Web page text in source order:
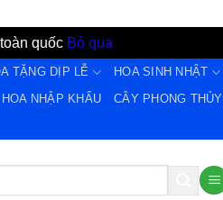
quốc Bỏ qua
TẶNG DỊP LỄ
HOA SINH NHẬT
HOA NHẬP KHẨU
CÂY PHONG THỦY